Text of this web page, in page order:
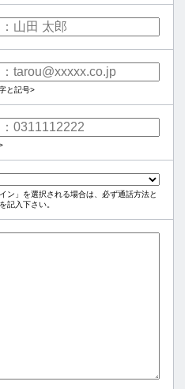
と記号>
ン」を選択される場合は、必ず通話方法と
記入下さい。